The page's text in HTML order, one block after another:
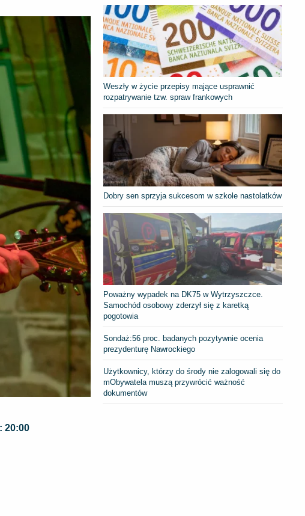
20:00
Weszły w życie przepisy mające usprawnić
rozpatrywanie tzw. spraw frankowych
Dobry sen sprzyja sukcesom w szkole nastolatków
Poważny wypadek na DK75 w Wytrzyszczce.
Samochód osobowy zderzył się z karetką
pogotowia
​Sondaż:56 proc. badanych pozytywnie ocenia
prezydenturę Nawrockiego
Użytkownicy, którzy do środy nie zalogowali się do
mObywatela muszą przywrócić ważność
dokumentów